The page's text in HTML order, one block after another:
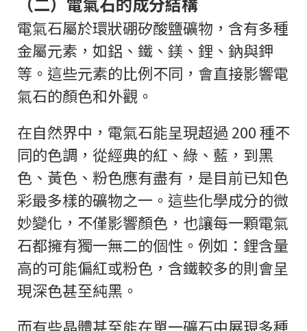
電氣石屬於環狀硼矽酸鹽礦物，含有多種
金屬元素，如鋁、鐵、鎂、鋰、鈉與鉀
等。這些元素的比例不同，會直接影響電
氣石的顏色和外觀。
在自然界中，電氣石能呈現超過 200 種不
同的色調，從經典的紅、綠、藍，到黑
色、黃色、粉色應有盡有，是目前已知色
彩最多樣的礦物之一。這些化學成分的微
妙變化，不僅影響顏色，也讓每一顆電氣
石都擁有獨一無二的個性。例如：鋰含量
高的可能偏紅或粉色，含鐵較多的則會呈
現深色甚至純黑。
而有些晶體甚至能在單一礦石中展現多種